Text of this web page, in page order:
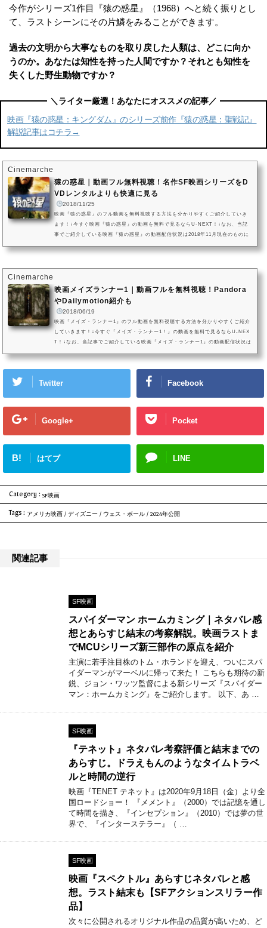
今作がシリーズ1作目『猿の惑星』（1968）へと続く振りとし
て、ラストシーンにその片鱗をみることができます。
過去の文明から大事なものを取り戻した人類は、どこに向か
うのか。あなたは知性を持った人間ですか？それとも知性を
失くした野生動物ですか？
映画『猿の惑星：キングダム』のシリーズ前作『猿の惑星：聖戦記』
解説記事はコチラ→
Cinemarche
猿の惑星｜動画フル無料視聴！名作SF映画シリーズをD
VDレンタルよりも快適に見る
2018/11/25
映画『猿の惑星』のフル動画を無料視聴する方法を分かりやすくご紹介していき
ます！↓今すぐ映画『猿の惑星』の動画を無料で見るならU-NEXT！↓なお、当記
事でご紹介している映画『猿の惑星』の動画配信状況は2018年11月現在のものに
Cinemarche
映画メイズランナー1｜動画フルを無料視聴！Pandora
やDailymotion紹介も
2018/06/19
映画『メイズ・ランナー1』のフル動画を無料視聴する方法を分かりやすくご紹介
していきます！↓今すぐ『メイズ・ランナー1！』の動画を無料で見るならU-NEX
T！↓なお、当記事でご紹介している映画『メイズ・ランナー1』の動画配信状況は
で無料視聴する方法！(C)2014 Twentieth Century Fox Film.先に結論を...
Twitter Facebook
Google+ Pocket
B! はてブ LINE
Category : SF映画
Tags : アメリカ映画 / ディズニー / ウェス・ボール / 2024年公開
関連記事
SF映画
スパイダーマン ホームカミング｜ネタバレ感
想とあらすじ結末の考察解説。映画ラストま
でMCUシリーズ新三部作の原点を紹介
主演に若手注目株のトム・ホランドを迎え、ついにスパ
イダーマンがマーベルに帰って来た！ こちらも期待の新
鋭、ジョン・ワッツ監督による新シリーズ『スパイダー
マン：ホームカミング』をご紹介します。 以下、あ …
SF映画
『テネット』ネタバレ考察評価と結末までの
あらすじ。ドラえもんのようなタイムトラベ
ルと時間の逆行
映画『TENET テネット』は2020年9月18日（金）より全
国ロードショー！ 『メメント』（2000）では記憶を通し
て時間を描き、『インセプション』（2010）では夢の世
界で、『インターステラー』（ …
SF映画
映画『スペクトル』あらすじネタバレと感
想。ラスト結末も【SFアクションスリラー作
品】
次々に公開されるオリジナル作品の品質が高いため、ど